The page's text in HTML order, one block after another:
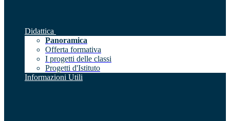
Didattica
Panoramica
Offerta formativa
I progetti delle classi
Progetti d'Istituto
Informazioni Utili